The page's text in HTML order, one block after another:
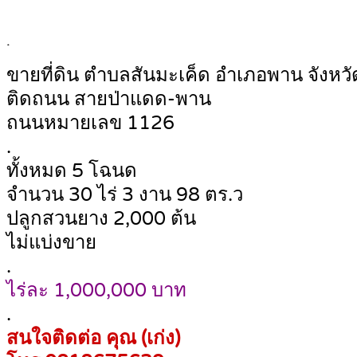
.
ขายที่ดิน ตำบลสันมะเค็ด อำเภอพาน จังหวั
ติดถนน สายป่าแดด-พาน
ถนนหมายเลข 1126
.
ทั้งหมด 5 โฉนด
จำนวน 30 ไร่ 3 งาน 98 ตร.ว
ปลูกสวนยาง 2,000 ต้น
ไม่แบ่งขาย
.
ไร่ละ 1,000,000 บาท
.
สนใจติดต่อ คุณ (เก่ง)